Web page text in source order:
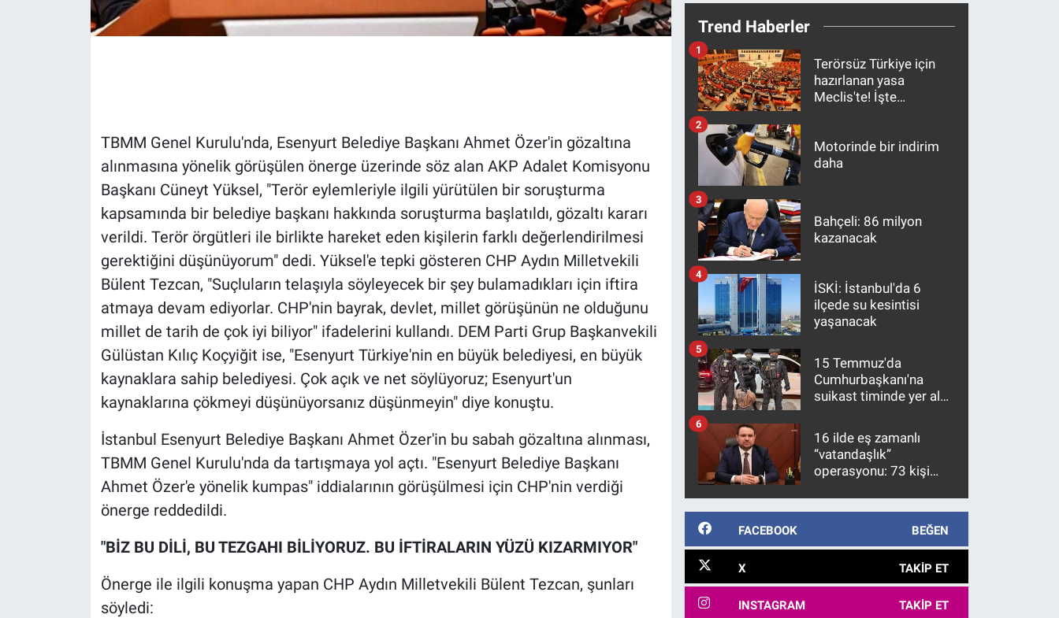
TBMM Genel Kurulu'nda, Esenyurt Belediye Başkanı Ahmet Özer'in gözaltına
alınmasına yönelik görüşülen önerge üzerinde söz alan AKP Adalet Komisyonu
Başkanı Cüneyt Yüksel, "Terör eylemleriyle ilgili yürütülen bir soruşturma
kapsamında bir belediye başkanı hakkında soruşturma başlatıldı, gözaltı kararı
verildi. Terör örgütleri ile birlikte hareket eden kişilerin farklı değerlendirilmesi
gerektiğini düşünüyorum" dedi. Yüksel'e tepki gösteren CHP Aydın Milletvekili
Bülent Tezcan, "Suçluların telaşıyla söyleyecek bir şey bulamadıkları için iftira
atmaya devam ediyorlar. CHP'nin bayrak, devlet, millet görüşünün ne olduğunu
millet de tarih de çok iyi biliyor" ifadelerini kullandı. DEM Parti Grup Başkanvekili
Gülüstan Kılıç Koçyiğit ise, "Esenyurt Türkiye'nin en büyük belediyesi, en büyük
kaynaklara sahip belediyesi. Çok açık ve net söylüyoruz; Esenyurt'un
kaynaklarına çökmeyi düşünüyorsanız düşünmeyin" diye konuştu.
İstanbul Esenyurt Belediye Başkanı Ahmet Özer'in bu sabah gözaltına alınması,
TBMM Genel Kurulu'nda da tartışmaya yol açtı. "Esenyurt Belediye Başkanı
Ahmet Özer'e yönelik kumpas" iddialarının görüşülmesi için CHP'nin verdiği
önerge reddedildi.
"BİZ BU DİLİ, BU TEZGAHI BİLİYORUZ. BU İFTİRALARIN YÜZÜ KIZARMIYOR"
Önerge ile ilgili konuşma yapan CHP Aydın Milletvekili Bülent Tezcan, şunları
söyledi:
Trend Haberler
Terörsüz Türkiye için
hazırlanan yasa
Meclis'te! İşte
1
Motorinde bir indirim
daha
2
Bahçeli: 86 milyon
kazanacak
3
İSKİ: İstanbul'da 6
ilçede su kesintisi
yaşanacak
4
15 Temmuz'da
Cumhurbaşkanı'na
suikast timinde yer alan
10 yıl sonra yakalandı
5
16 ilde eş zamanlı
“vatandaşlık”
operasyonu: 73 kişi
6
FACEBOOK BEĞEN
X TAKIP ET
INSTAGRAM TAKIP ET
Gündem Özel
Koronavirüs
Kültür Sanat
Ne demişti
Programlar
Türkiye'nin Geleceği